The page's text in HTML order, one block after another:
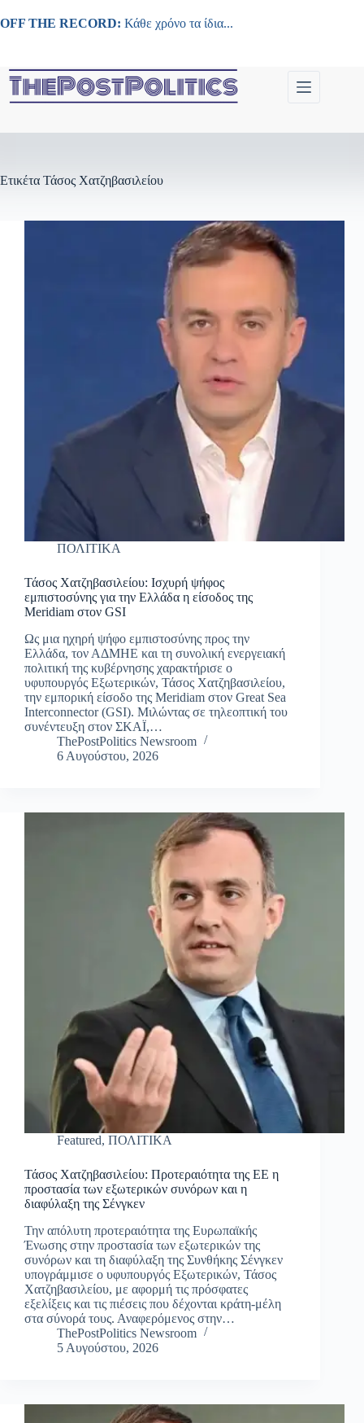
στο
OFF THE RECORD: Κάθε χρόνο τα ίδια...
Ετικέτα Τάσος Χατζηβασιλείου
ΠΟΛΙΤΙΚΑ
Τάσος Χατζηβασιλείου: Ισχυρή ψήφος
εμπιστοσύνης για την Ελλάδα η είσοδος της
Meridiam στον GSI
Ως μια ηχηρή ψήφο εμπιστοσύνης προς την
Ελλάδα, τον ΑΔΜΗΕ και τη συνολική ενεργειακή
πολιτική της κυβέρνησης χαρακτήρισε ο
υφυπουργός Εξωτερικών, Τάσος Χατζηβασιλείου,
την εμπορική είσοδο της Meridiam στον Great Sea
Interconnector (GSI). Μιλώντας σε τηλεοπτική του
συνέντευξη στον ΣΚΑΪ,…
ThePostPolitics Newsroom
6 Αυγούστου, 2026
Featured, ΠΟΛΙΤΙΚΑ
Τάσος Χατζηβασιλείου: Προτεραιότητα της ΕΕ η
προστασία των εξωτερικών συνόρων και η
διαφύλαξη της Σένγκεν
Την απόλυτη προτεραιότητα της Ευρωπαϊκής
Ένωσης στην προστασία των εξωτερικών της
συνόρων και τη διαφύλαξη της Συνθήκης Σένγκεν
υπογράμμισε ο υφυπουργός Εξωτερικών, Τάσος
Χατζηβασιλείου, με αφορμή τις πρόσφατες
εξελίξεις και τις πιέσεις που δέχονται κράτη-μέλη
στα σύνορά τους. Αναφερόμενος στην…
ThePostPolitics Newsroom
5 Αυγούστου, 2026